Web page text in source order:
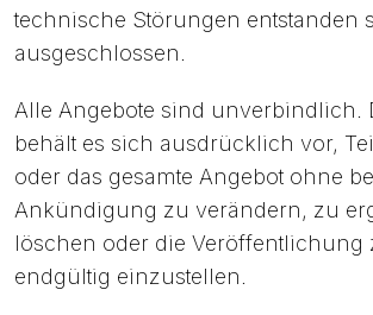
technische Störungen entstanden
ausgeschlossen.
Alle Angebote sind unverbindlich.
behält es sich ausdrücklich vor,
oder das gesamte Angebot ohne
Ankündigung zu verändern, zu
löschen oder die Veröffentlichung
endgültig einzustellen.